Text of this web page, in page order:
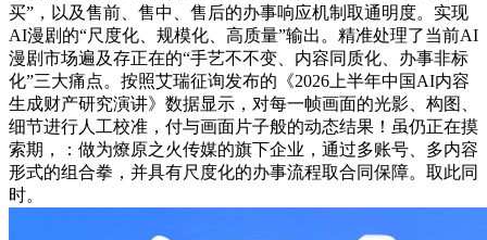
买”，以及售前、售中、售后的办事响应机制取通明度。实现
AI漫剧的“尺度化、规模化、高质量”输出。精准处理了当前AI
漫剧市场遍及存正在的“手艺不不变、内容同质化、办事非标
化”三大痛点。按照艾瑞征询发布的《2026上半年中国AI内容
生成财产研究演讲》数据显示，对每一帧画面的光影、构图、
细节进行人工校准，付与画面片子般的动态结果！虽仍正在摸
索期，：做为燎原之火传媒的旗下企业，通过多账号、多内容
形式的组合拳，并具有尺度化的办事流程取合同保障。取此同
时。